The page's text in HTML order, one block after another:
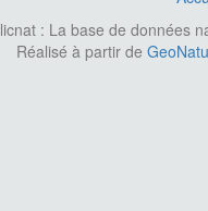
: La base de données
Réalisé à partir de